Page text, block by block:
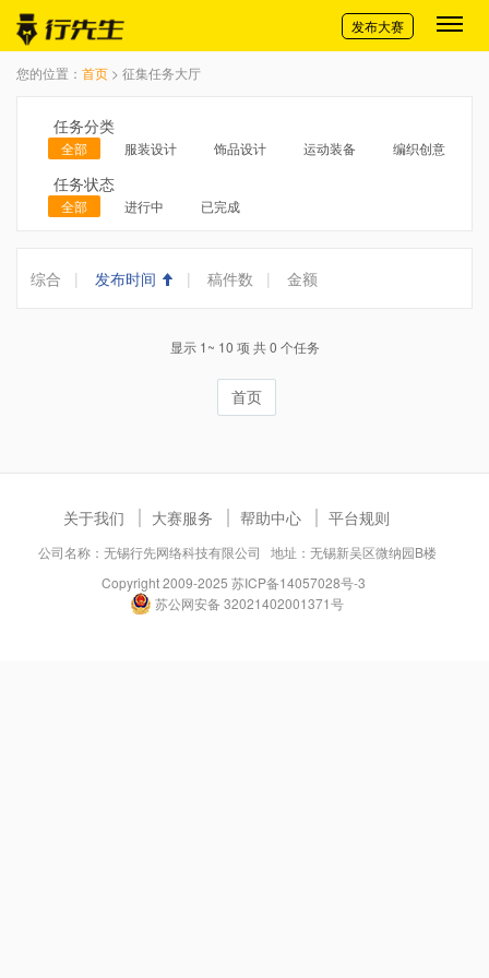
切换导航
发布大赛
您的位置： 首页 > 征集任务大厅
任务分类
全部 服装设计 饰品设计 运动装备 编织创意
任务状态
全部 进行中 已完成
综合 | 发布时间 | 稿件数 | 金额
显示 1~ 10 项 共 0 个任务
首页
关于我们 大赛服务 帮助中心 平台规则
公司名称：无锡行先网络科技有限公司 地址：无锡新吴区微纳园B楼
Copyright 2009-2025 苏ICP备14057028号-3
苏公网安备 32021402001371号